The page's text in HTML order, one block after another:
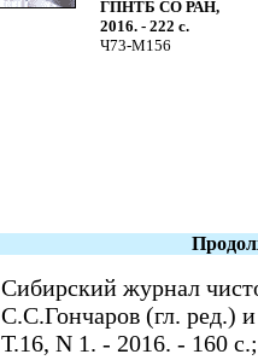
ГПНТБ СО РАН,
2016. - 222 с.
Ч73-М156
Сибирский журнал
С.С.Гончаров (гл. ред.)
Т.16, N 1. - 2016. - 160 с.;